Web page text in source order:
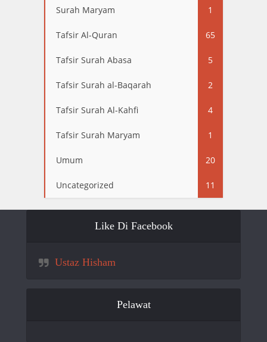
Surah Maryam 1
Tafsir Al-Quran 65
Tafsir Surah Abasa 5
Tafsir Surah al-Baqarah 2
Tafsir Surah Al-Kahfi 4
Tafsir Surah Maryam 1
Umum 20
Uncategorized 11
Like Di Facebook
Ustaz Hisham
Pelawat